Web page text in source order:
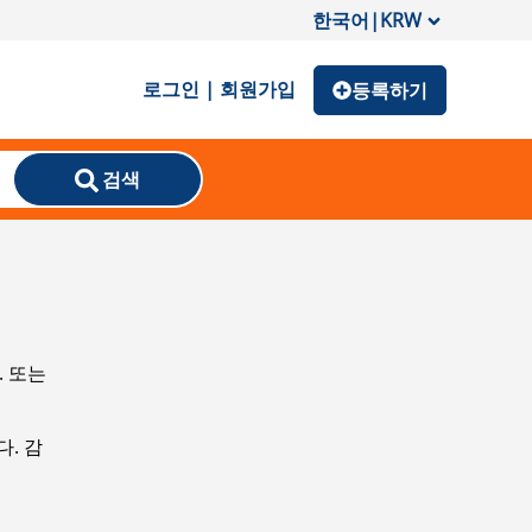
한국어|KRW
로그인 | 회원가입 등록하기
검색
또는
. 감